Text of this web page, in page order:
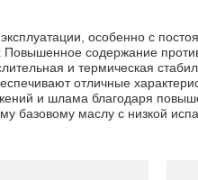
особенно с
содержание
и термическая
отличные
и шлама благодаря
базовому маслу с низкой